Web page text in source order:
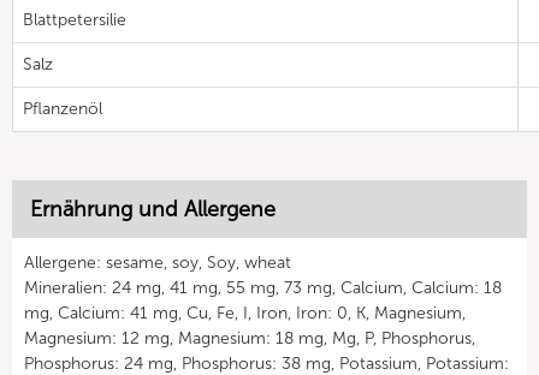
Blattpetersilie
Salz
Pflanzenöl
Ernährung und Allergene
Allergene: sesame, soy, Soy, wheat
Mineralien: 24 mg, 41 mg, 55 mg, 73 mg, Calcium, Calcium: 18
mg, Calcium: 41 mg, Cu, Fe, I, Iron, Iron: 0, K, Magnesium,
Magnesium: 12 mg, Magnesium: 18 mg, Mg, P, Phosphorus,
Phosphorus: 24 mg, Phosphorus: 38 mg, Potassium, Potassium: